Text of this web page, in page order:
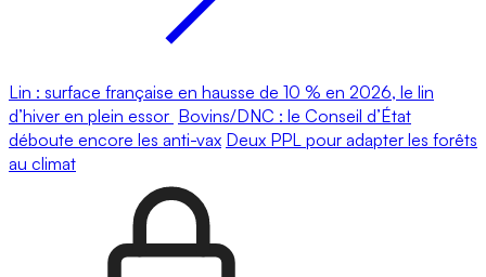
Lin : surface française en hausse de 10 % en 2026, le lin
d’hiver en plein essor Bovins/DNC : le Conseil d’État
déboute encore les anti-vax Deux PPL pour adapter les forêts
au climat